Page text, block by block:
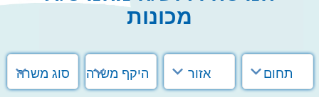
מכונות
תחום אזור היקף משרה סוג משרה